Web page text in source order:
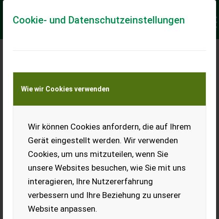
Cookie- und Datenschutzeinstellungen
Wie wir Cookies verwenden
Wir können Cookies anfordern, die auf Ihrem
Gerät eingestellt werden. Wir verwenden
Cookies, um uns mitzuteilen, wenn Sie
unsere Websites besuchen, wie Sie mit uns
interagieren, Ihre Nutzererfahrung
verbessern und Ihre Beziehung zu unserer
Website anpassen.
Meine Transportkostenanfrage
Transport von Land- und Baumaschinen –
KEINE Tiertransporte
Ladeort
Ort